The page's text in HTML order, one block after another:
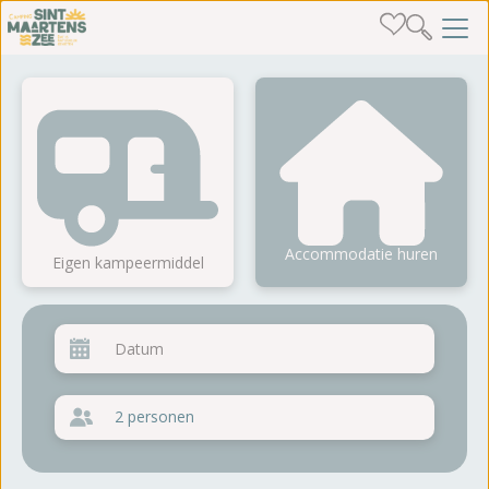
Eigen kampeermiddel Accommodatie huren
2 personen